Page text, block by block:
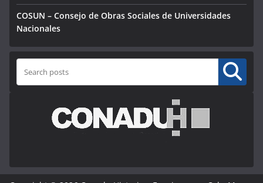
COSUN – Consejo de Obras Sociales de Universidades
Nacionales
Buscar